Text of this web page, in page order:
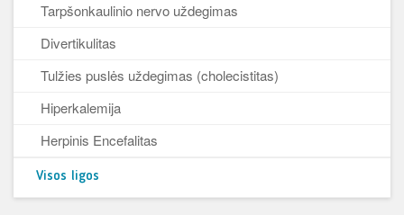
Tarpšonkaulinio nervo uždegimas
Divertikulitas
Tulžies puslės uždegimas (cholecistitas)
Hiperkalemija
Herpinis Encefalitas
Visos ligos